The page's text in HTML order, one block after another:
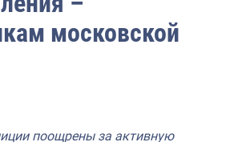
СМИ
литература
московской
поощрены за активную